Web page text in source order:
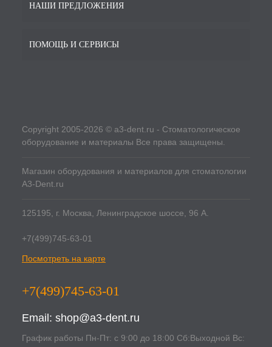
НАШИ ПРЕДЛОЖЕНИЯ
ПОМОЩЬ И СЕРВИСЫ
Copyright 2005-2026 © a3-dent.ru - Стоматологическое
оборудование и материалы Все права защищены.
Магазин оборудования и материалов для стоматологии
A3-Dent.ru
125195, г. Москва, Ленинградское шоссе, 96 А.
+7(499)745-63-01
Посмотреть на карте
+7(499)745-63-01
Email: shop@a3-dent.ru
График работы Пн-Пт: с 9:00 до 18:00 Сб:Выходной Вс: